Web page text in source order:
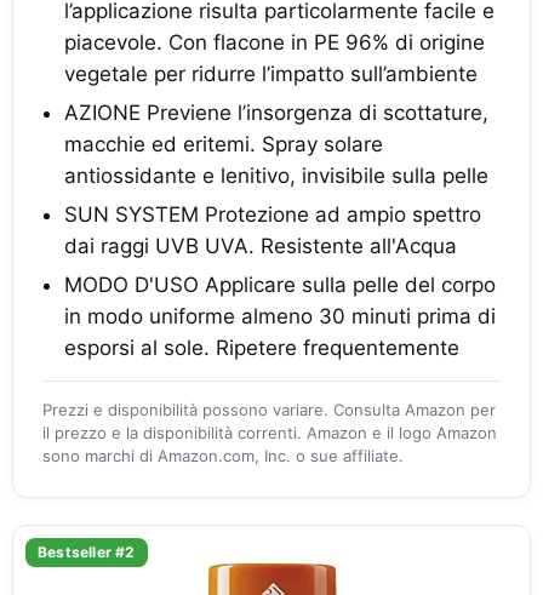
l’applicazione risulta particolarmente facile e
piacevole. Con flacone in PE 96% di origine
vegetale per ridurre l’impatto sull’ambiente
AZIONE Previene l’insorgenza di scottature,
macchie ed eritemi. Spray solare
antiossidante e lenitivo, invisibile sulla pelle
SUN SYSTEM Protezione ad ampio spettro
dai raggi UVB UVA. Resistente all'Acqua
MODO D'USO Applicare sulla pelle del corpo
in modo uniforme almeno 30 minuti prima di
esporsi al sole. Ripetere frequentemente
Prezzi e disponibilità possono variare. Consulta Amazon per
il prezzo e la disponibilità correnti. Amazon e il logo Amazon
sono marchi di Amazon.com, Inc. o sue affiliate.
Bestseller #2